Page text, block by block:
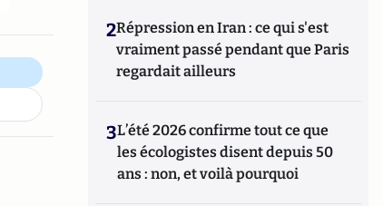
2Répression en Iran : ce qui s'est
vraiment passé pendant que Paris
regardait ailleurs
3L’été 2026 confirme tout ce que
les écologistes disent depuis 50
ans : non, et voilà pourquoi